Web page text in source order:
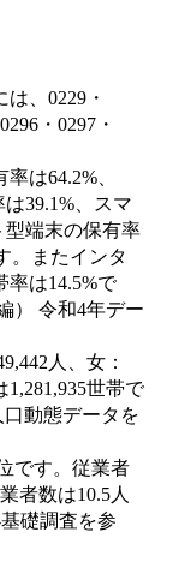
、0229・
・0297・
は64.2%、
39.1%、スマ
型端末の保有率
。またインタ
率は14.5%で
） 令和4年デー
人、女：
1,281,935世帯で
動態データを
です。従業者
者数は10.5人
礎調査を参